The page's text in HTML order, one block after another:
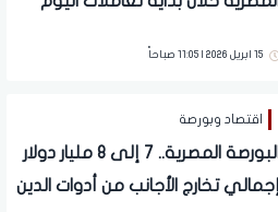
15 ابريل 2026 | 11:05 صباحاً
اقتصاد وبورصة
البورصة المصرية.. 7 إلى 8 مليار دولار
إجمالي تخارج الأجانب من أدوات الدين